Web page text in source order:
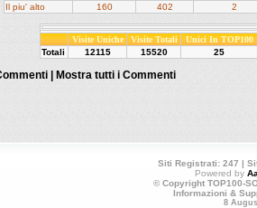
Il piu' alto
160 402 2
Visite Uniche Visite Totali Unici In TOP100
Totali
12115 15520 25
| Mostra tutti i Commenti
Siti Registrati: 247 |
Powered by
© Copyright TOP100-
Informazioni &
8